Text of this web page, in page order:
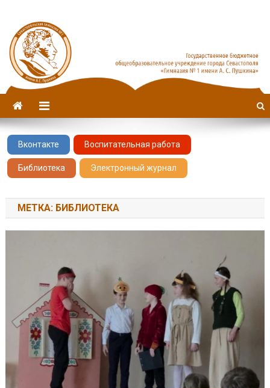
Вконтакте Воспитательная работа
Библиотека Электронный журнал
МЕТКА: БИБЛИОТЕКА